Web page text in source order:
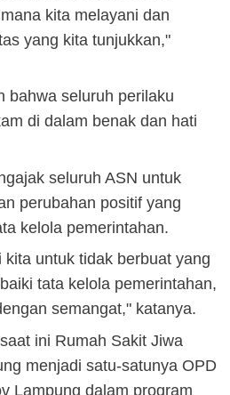
kita melayani dan
yang kita tunjukkan,"
bahwa seluruh perilaku
di dalam benak dan hati
seluruh ASN untuk
perubahan positif yang
kelola pemerintahan.
untuk tidak berbuat yang
tata kelola pemerintahan,
semangat," katanya.
ini Rumah Sakit Jiwa
menjadi satu-satunya OPD
Lampung dalam program